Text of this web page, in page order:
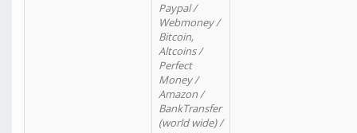
Paypal /
Webmoney /
Bitcoin,
Altcoins /
Perfect
Money /
Amazon /
BankTransfer
(world wide) /